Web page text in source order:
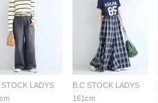
STOCK LADYS
B.C STOCK LADYS
161cm